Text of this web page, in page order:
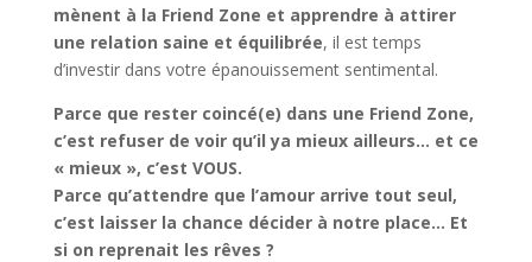
mènent à la Friend Zone et apprendre à attirer
une relation saine et équilibrée, il est temps
d’investir dans votre épanouissement sentimental.
Parce que rester coincé(e) dans une Friend Zone,
c’est refuser de voir qu’il ya mieux ailleurs… et ce
« mieux », c’est VOUS.
Parce qu’attendre que l’amour arrive tout seul,
c’est laisser la chance décider à notre place… Et
si on reprenait les rêves ?